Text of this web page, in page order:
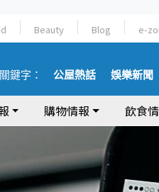
Beauty Blog e-
鍵字： 公屋熱話 娛樂新聞
購物情報 飲食